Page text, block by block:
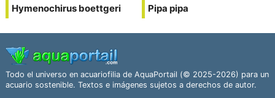
Hymenochirus boettgeri Pipa pipa
Todo el universo en acuariofilia de AquaPortail (© 2025-2026) para un
acuario sostenible. Textos e imágenes sujetos a derechos de autor.